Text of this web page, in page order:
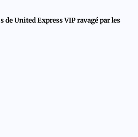
de United Express VIP ravagé par les